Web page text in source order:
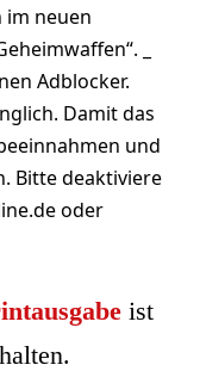
im neuen
_
Adblocker.
Damit das
und
Bitte deaktiviere
oder
ist